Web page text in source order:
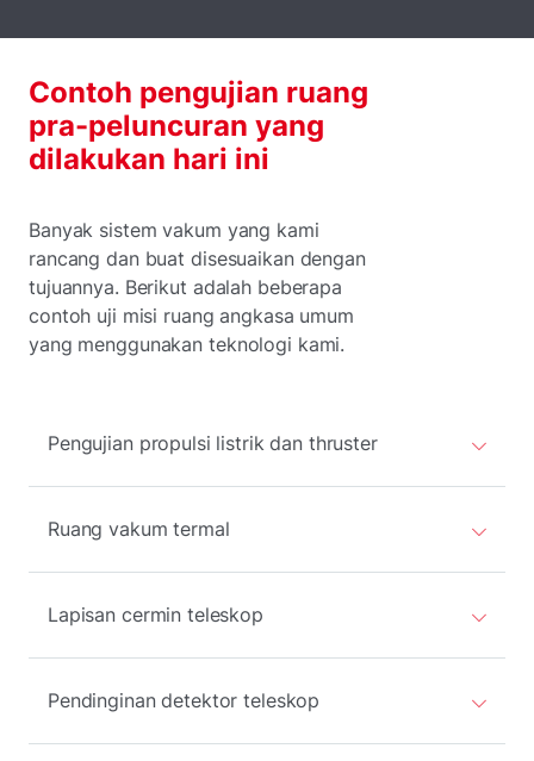
Contoh pengujian ruang
pra-peluncuran yang
dilakukan hari ini
Banyak sistem vakum yang kami
rancang dan buat disesuaikan dengan
tujuannya. Berikut adalah beberapa
contoh uji misi ruang angkasa umum
yang menggunakan teknologi kami.
Pengujian propulsi listrik dan thruster
Ruang vakum termal
Lapisan cermin teleskop
Pendinginan detektor teleskop